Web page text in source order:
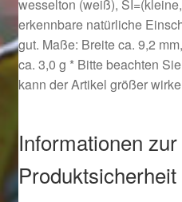
Partner
Shop
wesselton (weiß),
erkennbare natürliche
gut. Maße: Breite ca. 9,2
ca. 3,0 g * Bitte beachten
kann der Artikel größer
Informationen zur
Produktsicherheit